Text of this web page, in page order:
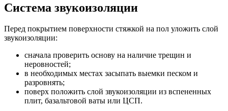
Система звукоизоляции
Перед покрытием поверхности стяжкой на пол уложить слой
звукоизоляции:
сначала проверить основу на наличие трещин и
неровностей;
в необходимых местах засыпать выемки песком и
разровнять;
поверх положить слой звукоизоляции из вспененных
плит, базальтовой ваты или ЦСП.